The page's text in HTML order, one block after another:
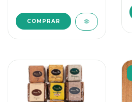
COMPRAR